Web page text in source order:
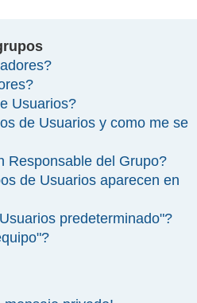
Usuarios?
de Usuarios y como me se
Responsable del Grupo?
de Usuarios aparecen en
predeterminado"?